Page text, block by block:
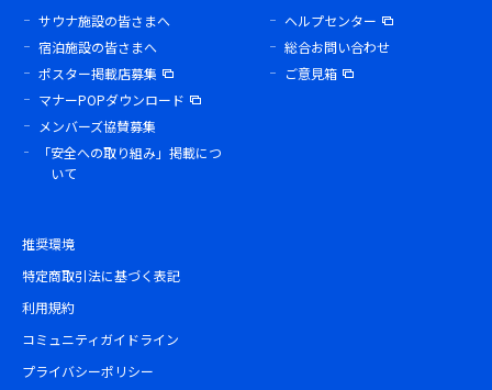
サウナ施設の皆さまへ
宿泊施設の皆さまへ
ポスター掲載店募集
マナーPOPダウンロード
メンバーズ協賛募集
「安全への取り組み」掲載につ
いて
ヘルプセンター
総合お問い合わせ
ご意見箱
推奨環境
特定商取引法に基づく表記
利用規約
コミュニティガイドライン
プライバシーポリシー